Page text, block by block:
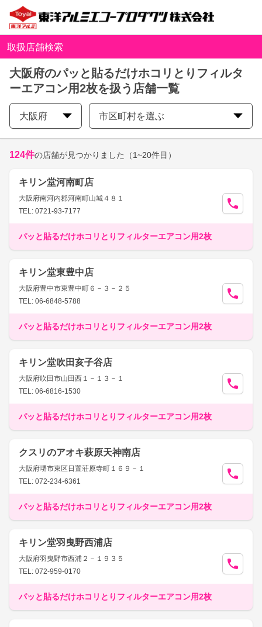
取扱店舗検索
大阪府のパッと貼るだけホコリとりフィルタ
ーエアコン用2枚を扱う店舗一覧
大阪府 市区町村を選ぶ
124件の店舗が見つかりました （1~20件目）
キリン堂河南町店
大阪府南河内郡河南町山城４８１
TEL: 0721-93-7177
パッと貼るだけホコリとりフィルターエアコン用2枚
キリン堂東豊中店
大阪府豊中市東豊中町６－３－２５
TEL: 06-6848-5788
パッと貼るだけホコリとりフィルターエアコン用2枚
キリン堂吹田亥子谷店
大阪府吹田市山田西１－１３－１
TEL: 06-6816-1530
パッと貼るだけホコリとりフィルターエアコン用2枚
クスリのアオキ萩原天神南店
大阪府堺市東区日置荘原寺町１６９－１
TEL: 072-234-6361
パッと貼るだけホコリとりフィルターエアコン用2枚
キリン堂羽曳野西浦店
大阪府羽曳野市西浦２－１９３５
TEL: 072-959-0170
パッと貼るだけホコリとりフィルターエアコン用2枚